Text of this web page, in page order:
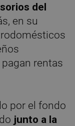
del
en su
rentas
por el fondo
junto a la